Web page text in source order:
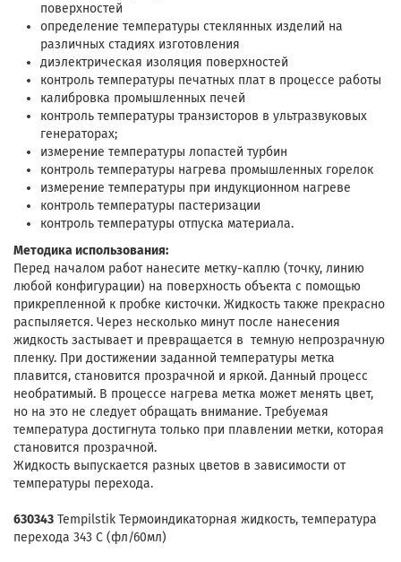
поверхностей
определение температуры стеклянных изделий на
различных стадиях изготовления
диэлектрическая изоляция поверхностей
контроль температуры печатных плат в процессе работы
калибровка промышленных печей
контроль температуры транзисторов в ультразвуковых
генераторах;
измерение температуры лопастей турбин
контроль температуры нагрева промышленных горелок
измерение температуры при индукционном нагреве
контроль температуры пастеризации
контроль температуры отпуска материала.
Методика использования:
Перед началом работ нанесите метку-каплю (точку, линию
любой конфигурации) на поверхность объекта с помощью
прикрепленной к пробке кисточки. Жидкость также прекрасно
распыляется. Через несколько минут после нанесения
жидкость застывает и превращается в темную непрозрачную
пленку. При достижении заданной температуры метка
плавится, становится прозрачной и яркой. Данный процесс
необратимый. В процессе нагрева метка может менять цвет,
но на это не следует обращать внимание. Требуемая
температура достигнута только при плавлении метки, которая
становится прозрачной.
Жидкость выпускается разных цветов в зависимости от
температуры перехода.
630343 Tempilstik Термоиндикаторная жидкость, температура
перехода 343 C (фл/60мл)